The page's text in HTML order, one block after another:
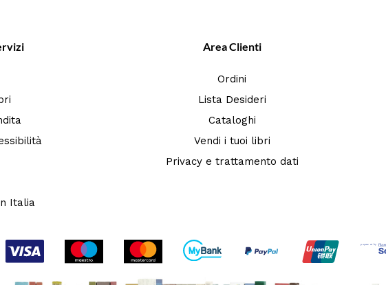
Italia
Area Clienti
Ordini
Lista Desideri
Cataloghi
Vendi i tuoi libri
Privacy e trattamento dati